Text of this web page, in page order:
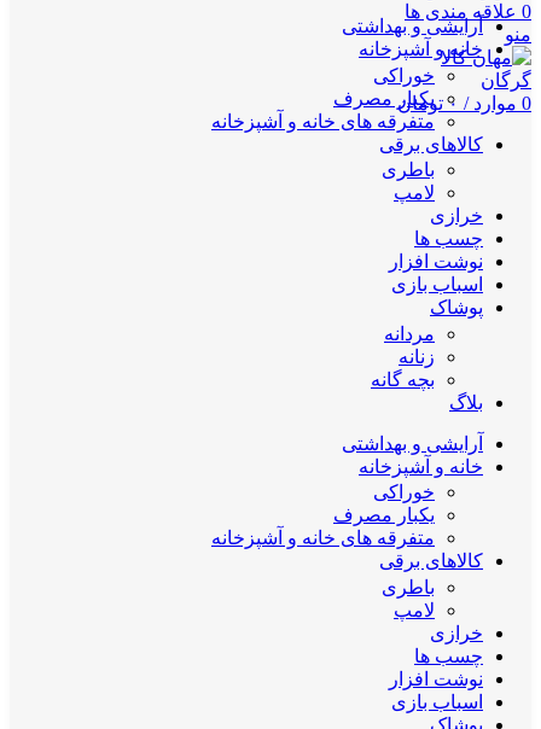
0 علاقه مندی ها
منو
0 موارد / ۰ تومان
آرایشی و بهداشتی
خانه و آشپزخانه
خوراکی
یکبار مصرف
متفرقه های خانه و آشپزخانه
کالاهای برقی
باطری
لامپ
خرازی
چسب ها
نوشت افزار
اسباب بازی
پوشاک
مردانه
زنانه
بچه گانه
بلاگ
آرایشی و بهداشتی
خانه و آشپزخانه
خوراکی
یکبار مصرف
متفرقه های خانه و آشپزخانه
کالاهای برقی
باطری
لامپ
خرازی
چسب ها
نوشت افزار
اسباب بازی
پوشاک